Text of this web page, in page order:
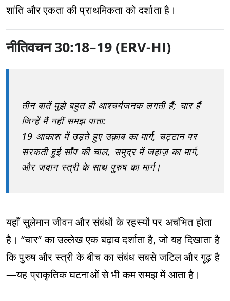
शांति और एकता की प्राथमिकता को दर्शाता है।
नीतिवचन 30:18–19 (ERV-HI)
तीन बातें मुझे बहुत ही आश्चर्यजनक लगती हैं; चार हैं
जिन्हें मैं नहीं समझ पाता:
19 आकाश में उड़ते हुए उक़ाब का मार्ग, चट्टान पर
सरकती हुई साँप की चाल, समुद्र में जहाज़ का मार्ग,
और जवान स्त्री के साथ पुरुष का मार्ग।
यहाँ सुलेमान जीवन और संबंधों के रहस्यों पर अचंभित होता
है। “चार” का उल्लेख एक बढ़ाव दर्शाता है, जो यह दिखाता है
कि पुरुष और स्त्री के बीच का संबंध सबसे जटिल और गूढ़ है
—यह प्राकृतिक घटनाओं से भी कम समझ में आता है।